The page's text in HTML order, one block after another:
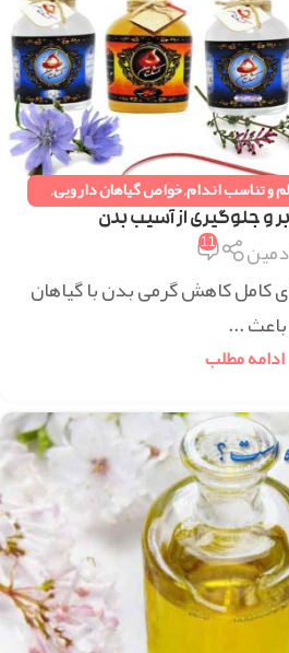
و تناسب اندام,خواص گیاهان دارویی,
و جلوگیری از آسیب بدن
11
کامل کاهش گرمی بدن با گیاهان
...
ادامه مطلب